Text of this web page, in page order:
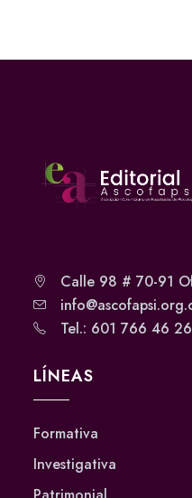
Calle 98 # 70-91
Tel.: 601 766 46 26
LÍNEAS
Formativa
Investigativa